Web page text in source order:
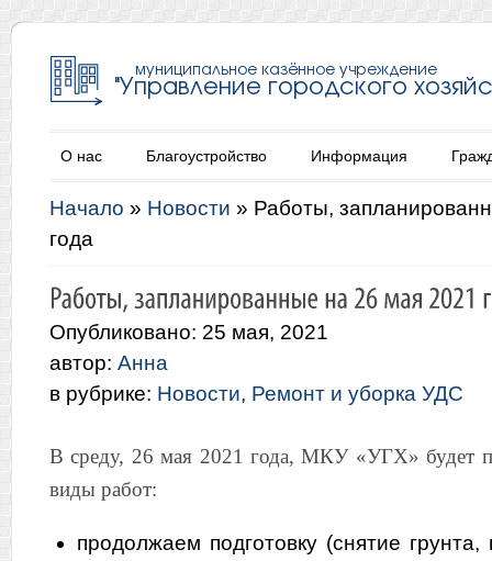
О нас Благоустройство Информация
Начало » Новости » Работы,
года
Опубликовано: 25 мая, 2021
автор: Анна
в рубрике: Новости, Ремонт и уборка УДС
В среду, 26 мая 2021 года, МКУ «УГХ» будет
виды работ:
продолжаем подготовку (снятие